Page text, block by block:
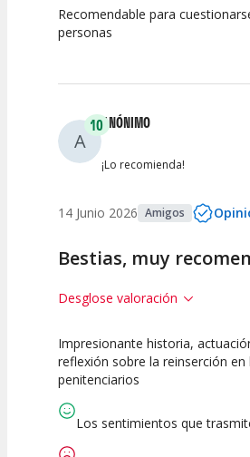
10 10 10
Recomendable para
personas
A
10ANÓNIMO
¡Lo recomienda!
14 Junio 2026 Amigos
Bestias, muy
Desglose valoración
10
Calidad del
10 10
Impresionante historia,
reflexión sobre la reinserción en
penitenciarios
Los sentimientos que